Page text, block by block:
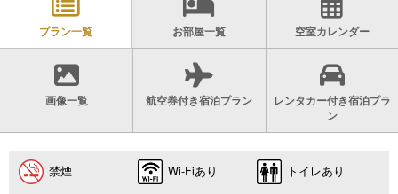
プラン一覧 お部屋一覧 空室カレンダー
画像一覧 航空券付き宿泊プラン
レンタカー付き宿泊プラ
ン
禁煙 Wi-Fiあり トイレあり